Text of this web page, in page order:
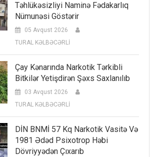
Təhlükəsizliyi Naminə Fədakarlıq
Nümunəsi Göstərir
05 Avqust 2026
TURAL KƏLBƏCƏRLİ
Çay Kənarında Narkotik Tərkibli
Bitkilər Yetişdirən Şəxs Saxlanılıb
03 Avqust 2026
TURAL KƏLBƏCƏRLİ
DİN BNMİ 57 Kq Narkotik Vasitə Və
1981 Ədəd Psixotrop Həbi
Dövriyyədən Çıxarıb